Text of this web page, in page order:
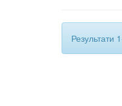
Результати